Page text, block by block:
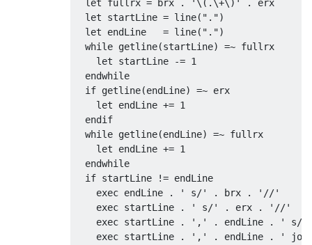
  let fullrx = brx . '\(.\+\)' . erx
  let startLine = line(".")
  let endLine   = line(".")
  while getline(startLine) =~ fullrx
    let startLine -= 1
  endwhile
  if getline(endLine) =~ erx
    let endLine += 1
  endif
  while getline(endLine) =~ fullrx
    let endLine += 1
  endwhile
  if startLine != endLine
    exec endLine . ' s/' . brx . '//'
    exec startLine . ' s/' . erx . '//'
exec startLine . ',' . endLine . ' s/'
exec startLine . ',' . endLine . '